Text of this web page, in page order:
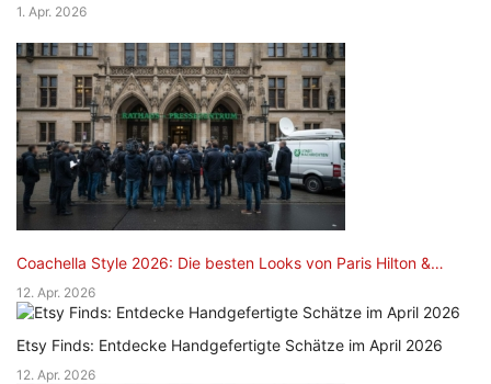
1. Apr. 2026
Coachella Style 2026: Die besten Looks von Paris Hilton &…
12. Apr. 2026
Etsy Finds: Entdecke Handgefertigte Schätze im April 2026
12. Apr. 2026